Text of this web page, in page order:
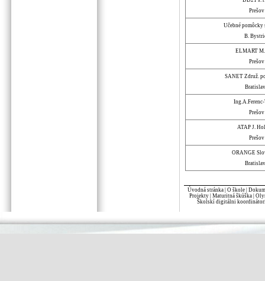
Prešov
Učebné pomôcky
B.
ELMART
Prešov
SANET Združ.
Prešov
ATAP J.
Prešov
ORANGE
Úvodná stránka| O škole|
Projekty| Maturitná škúška|
Školskí digitálni